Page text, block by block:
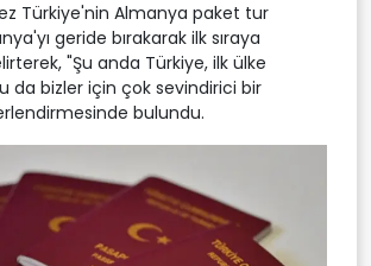
Türkiye'nin Almanya paket tur
geride bırakarak ilk sıraya
"Şu anda Türkiye, ilk ülke
da bizler için çok sevindirici bir
bulundu.